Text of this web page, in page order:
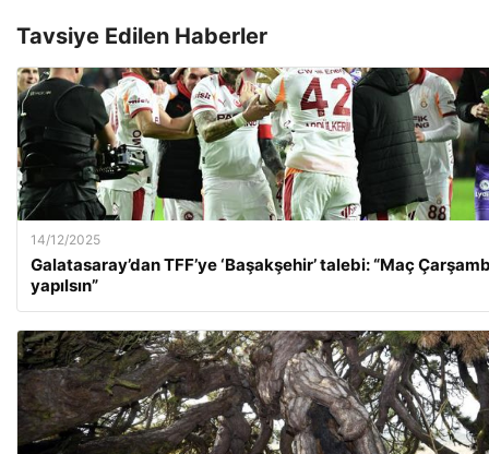
Tavsiye Edilen Haberler
14/12/2025
Galatasaray’dan TFF’ye ‘Başakşehir’ talebi: “Maç
yapılsın”